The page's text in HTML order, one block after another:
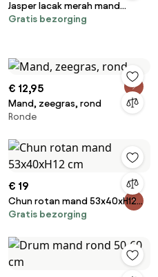
Jasper lacak merah mand
29x21xH23,5 cm
Gratis bezorging
€ 12,95
Mand, zeegras, rond
Ronde
€ 19
Chun rotan mand 53x40xH12
cm
Gratis bezorging